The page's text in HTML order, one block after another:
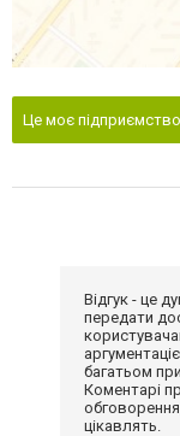
Це моє підприємство
Відгук - це
передати
багатьом
Коментарі
цікавлять.